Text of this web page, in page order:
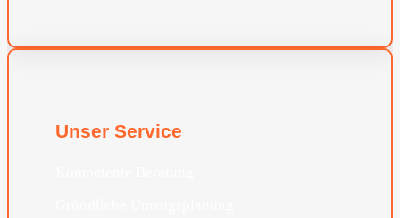
Unser Service